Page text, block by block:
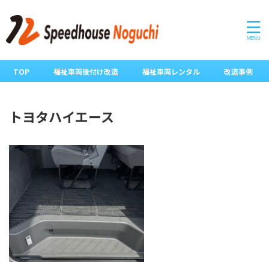
TOP 福祉車両後付け改造 福祉車両レンタル 改造事例
トヨタハイエース